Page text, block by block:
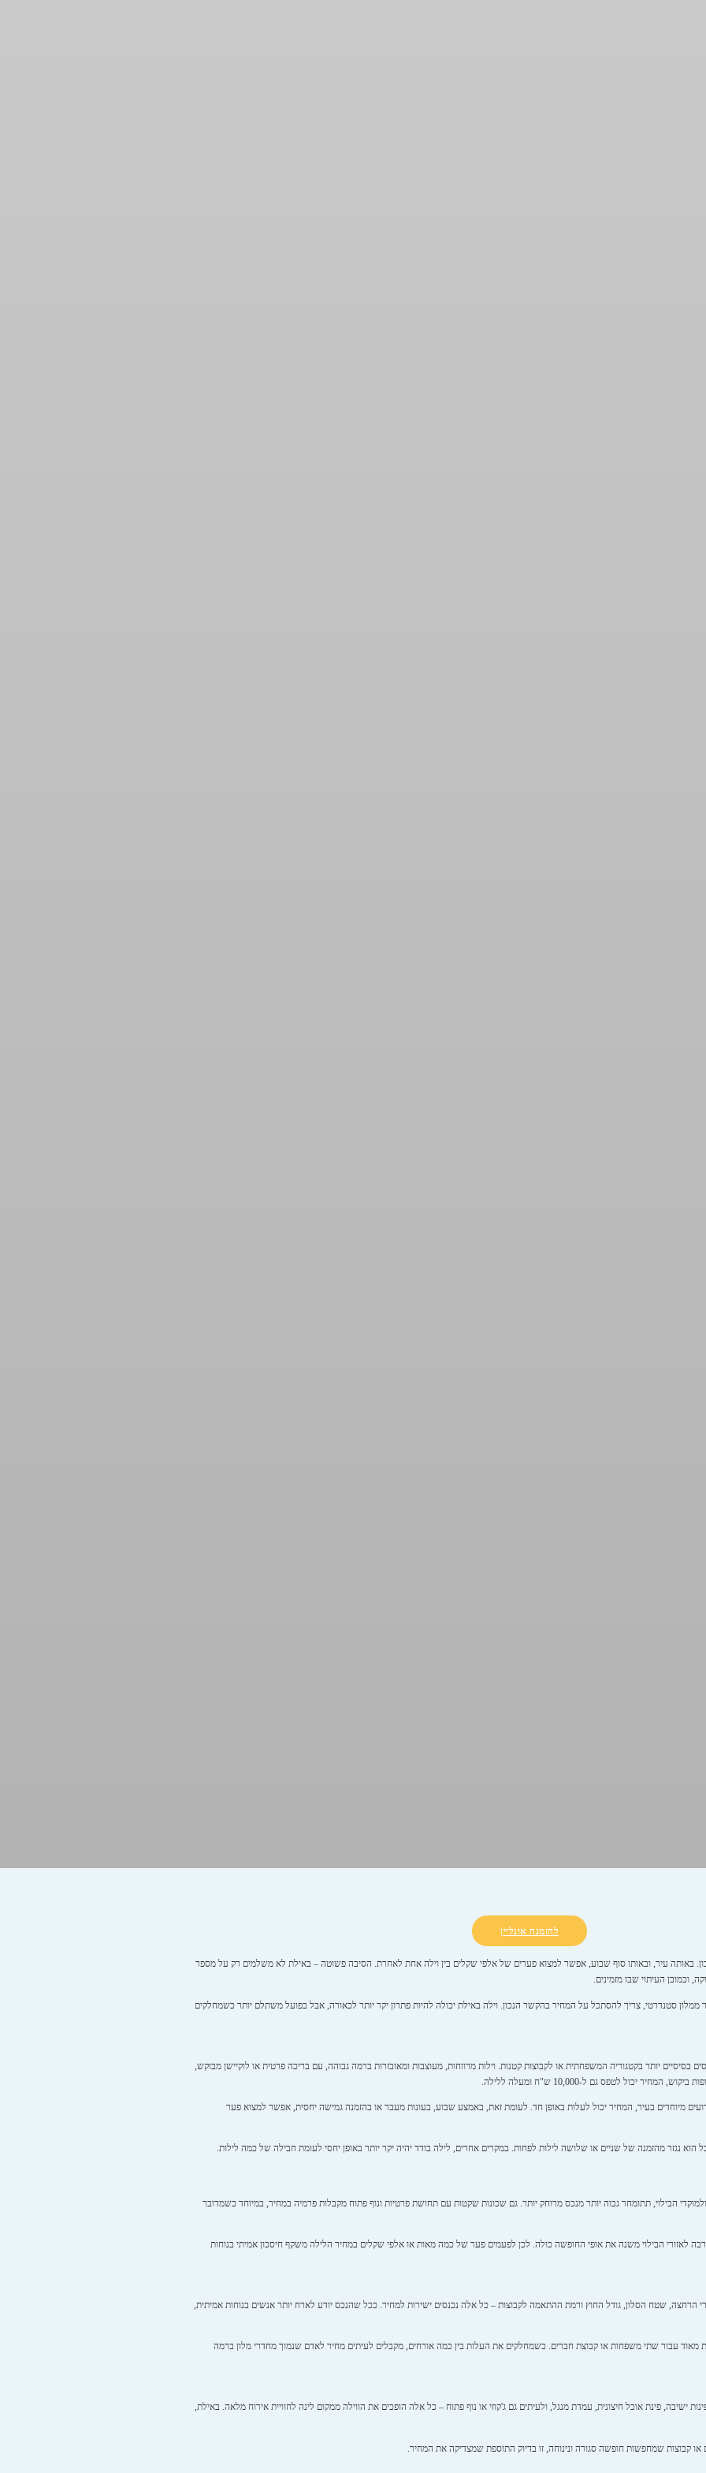
להזמנה אונליין
באותה עיר, ובאותו סוף שבוע, אפשר למצוא פערים של אלפי שקלים בין וילה אחת לאחרת. הסיבה פשוטה – באילת לא משלמים רק על מספר
וכמובן העיתוי שבו מזמינים.
סטנדרטי, צריך להסתכל על המחיר בהקשר הנכון. וילה באילת יכולה להיות פתרון יקר יותר לכאורה, אבל בפועל משתלם יותר כשמחלקים
וילה באילת ללילה תתחיל בדרך כלל סביב 2,500 עד 4,500 ש"ח לנכסים בסיסיים יותר בקטגוריה המשפחתית או לקבוצות קטנות. וילות מרווחות, מעוצבות ומאובזרות ברמה גבוהה, עם בריכה פרטית או לוקיישן מבוקש,
מיוחדים בעיר, המחיר יכול לעלות באופן חד. לעומת זאת, באמצע שבוע, בעונות מעבר או בהזמנה גמישה יחסית, אפשר למצוא פער
הוא נגזר מהזמנה של שניים או שלושה לילות לפחות. במקרים אחרים, לילה בודד יהיה יקר יותר באופן יחסי לעומת חבילה של כמה לילות.
הבילוי, תתומחר גבוה יותר מנכס מרוחק יותר. גם שכונות שקטות עם תחושת פרטיות ונוף פתוח מקבלות פרמיה במחיר, במיוחד כשמדובר
לאזורי הבילוי משנה את אופי החופשה כולה. לכן לפעמים פער של כמה מאות או אלפי שקלים במחיר הלילה משקף חיסכון אמיתי בנוחות
ל-12 או ל-16. מספר חדרי השינה, מספר חדרי הרחצה, שטח הסלון, גודל החוץ ורמת ההתאמה לקבוצות – כל אלה נכנסים ישירות למחיר. ככל שהנכס יודע לארח יותר אנשים בנוחות אמיתית,
מאוד עבור שתי משפחות או קבוצת חברים. כשמחלקים את העלות בין כמה אורחים, מקבלים לעיתים מחיר לאדם שנמוך מחדרי מלון ברמה
פינת אוכל חיצונית, עמדת מנגל, ולעיתים גם ג'קוזי או נוף פתוח – כל אלה הופכים את הווילה ממקום לינה לחוויית אירוח מלאה. באילת,
קבוצות שמחפשות חופשה סגורה ונינוחה, זו בדיוק התוספת שמצדיקה את המחיר.